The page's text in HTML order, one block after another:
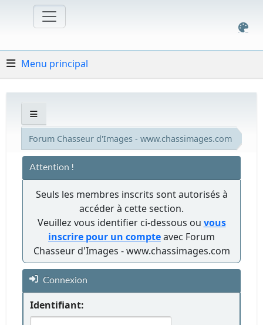
Menu principal
Forum Chasseur d'Images - www.chassimages.com
Attention !
Seuls les membres inscrits sont autorisés à
accéder à cette section.
Veuillez vous identifier ci-dessous ou vous
inscrire pour un compteavec Forum
Chasseur d'Images - www.chassimages.com
Connexion
Identifiant: